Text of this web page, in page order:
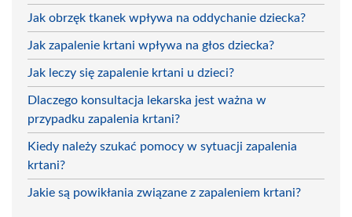
Jak obrzęk tkanek wpływa na oddychanie dziecka?
Jak zapalenie krtani wpływa na głos dziecka?
Jak leczy się zapalenie krtani u dzieci?
Dlaczego konsultacja lekarska jest ważna w
przypadku zapalenia krtani?
Kiedy należy szukać pomocy w sytuacji zapalenia
krtani?
Jakie są powikłania związane z zapaleniem krtani?